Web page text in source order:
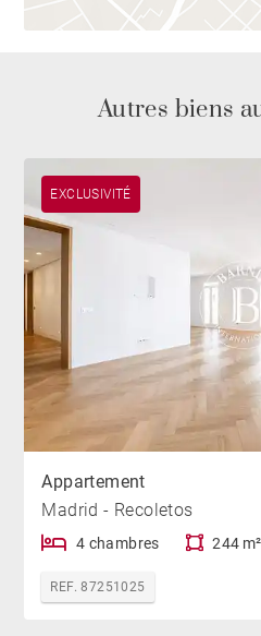
Autres biens
EXCLUSIVITÉ
Appartement
Madrid - Recoletos
4 chambres 244 m²
REF. 87251025